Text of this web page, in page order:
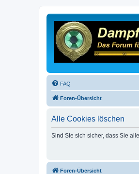
FAQ
Foren-Übersicht
Alle Cookies löschen
Sind Sie sich sicher, dass Sie
Foren-Übersicht